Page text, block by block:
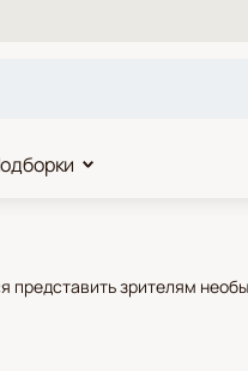
представить зрителям